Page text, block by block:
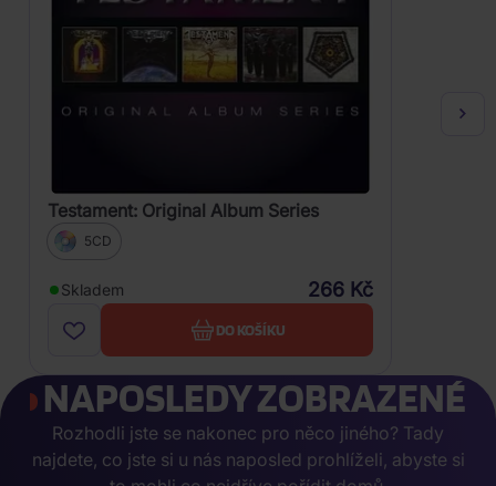
Testament: Original Album Series
5CD
Skladem 266 Kč
DO KOŠÍKU
NAPOSLEDY ZOBRAZENÉ
Rozhodli jste se nakonec pro něco jiného? Tady
najdete, co jste si u nás naposled prohlíželi, abyste si